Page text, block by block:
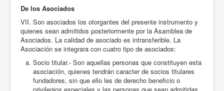
De los Asociados
VII. Son asociados los otorgantes del presente instrumento y
quienes sean admitidos posteriormente por la Asamblea de
Asociados. La calidad de asociado es intransferible. La
Asociación se integrara con cuatro tipo de asociados:
Socio titular.- Son aquellas personas que constituyen esta
asociación, quienes tendrán caracter de socios titulares
fundadores, sin que ello les de derecho beneficio o